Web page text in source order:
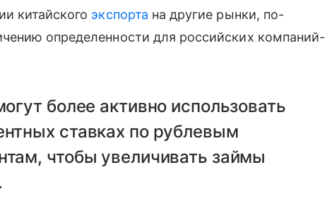
китайского экспорта на другие рынки, по-
определенности для российских компаний-
более активно использовать
ставках по рублевым
чтобы увеличивать займы